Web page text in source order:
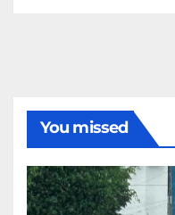
You missed